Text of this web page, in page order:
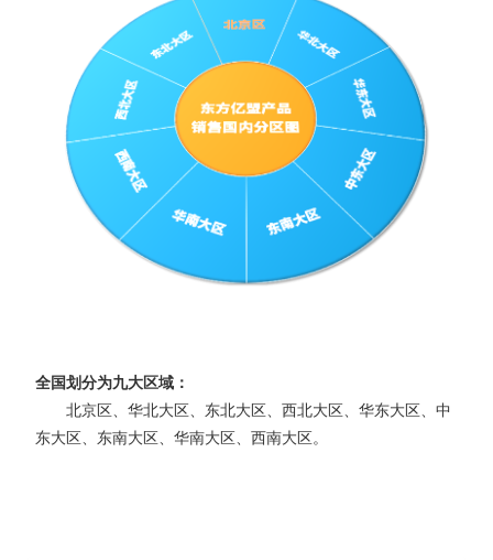
全国划分为九大区域：
北京区、华北大区、东北大区、西北大区、华东大区、中
东大区、东南大区、华南大区、西南大区。